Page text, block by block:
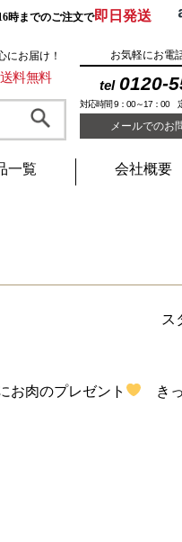
時までのご注文で即日発送
にお届け！
料無料
お気軽にお電
tel 0120-
対応時間 9：00～17：00
メールでのお
一覧 会社概要
ス
お肉のプレゼント
きっ